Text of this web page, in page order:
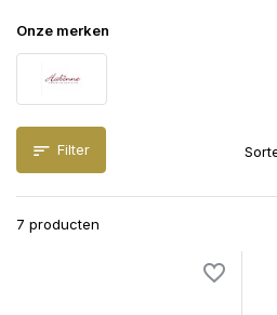
Onze merken
Filter
7 producten